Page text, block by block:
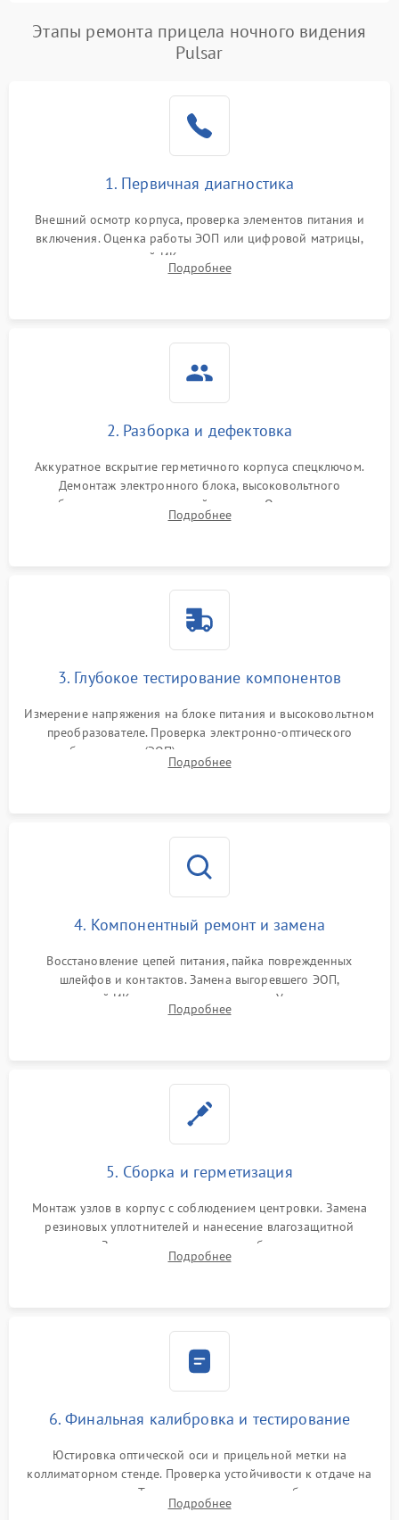
Этапы ремонта прицела ночного видения
Pulsar
1. Первичная диагностика
Внешний осмотр корпуса, проверка элементов питания и
включения. Оценка работы ЭОП или цифровой матрицы,
проверка встроенной ИК-подсветки и механизма выверки
прицельной сетки. Выявление видимых дефектов оптики и
Подробнее
2. Разборка и дефектовка
Аккуратное вскрытие герметичного корпуса спецключом.
Демонтаж электронного блока, высоковольтного
преобразователя и оптической системы. Осмотр контактов
на окисление и проверка целостности уплотнительных
Подробнее
3. Глубокое тестирование компонентов
Измерение напряжения на блоке питания и высоковольтном
преобразователе. Проверка электронно-оптического
преобразователя (ЭОП) на стенде на предмет эмиссии,
шумов и засветок. Диагностика микросхем цифровых
Подробнее
4. Компонентный ремонт и замена
Восстановление цепей питания, пайка поврежденных
шлейфов и контактов. Замена выгоревшего ЭОП,
неисправной ИК-подсветки или матрицы. Ультразвуковая
очистка плат и удаление загрязнений с линз объектива и
Подробнее
5. Сборка и герметизация
Монтаж узлов в корпус с соблюдением центровки. Замена
резиновых уплотнителей и нанесение влагозащитной
смазки. Заполнение внутреннего объема прицела
осушенным азотом для предотвращения запотевания оптики
Подробнее
6. Финальная калибровка и тестирование
Юстировка оптической оси и прицельной метки на
коллиматорном стенде. Проверка устойчивости к отдаче на
ударном стенде. Тестирование качества изображения в
темноте, дальности обнаружения и корректной работы всех
Подробнее